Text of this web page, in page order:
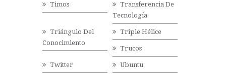
Timos
Transferencia De
Tecnología
Triángulo Del
Conocimiento
Triple Hélice
Trucos
Twitter Ubuntu